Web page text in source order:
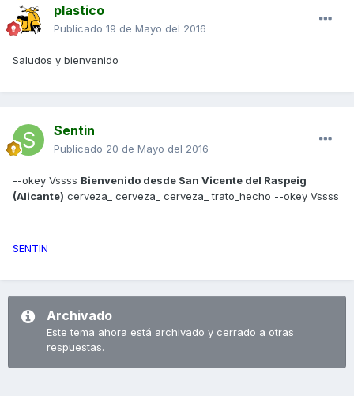
plastico
Publicado 19 de Mayo del 2016
Saludos y bienvenido
Sentin
Publicado 20 de Mayo del 2016
--okey Vssss Bienvenido desde San Vicente del Raspeig
(Alicante) cerveza_ cerveza_ cerveza_ trato_hecho --okey Vssss
SENTIN
Archivado
Este tema ahora está archivado y cerrado a otras
respuestas.